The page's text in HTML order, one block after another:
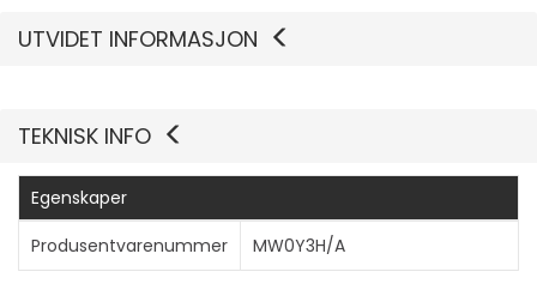
[4] Wi-Fi 6E er tilgjengelig i land og regioner der det støttes
[6] Tilgjengelig på Mac-maskiner med Apple-silisium og
Forutsetter at iPhone og Mac er logget på med samme
Apple-konto ved hjelp av tofaktorautentisering, at iPhone
og Mac er i nærheten av hverandre og at Bluetooth og Wi-
Fi er slått på, og at Mac-en ikke bruker AirPlay eller Sidecar.
Noen iPhone-funksjoner (f.eks. kamera og mikrofon) er ikke
UTVIDET INFORMASJON
TEKNISK INFO
Egenskaper
Produsentvarenummer
MW0Y3H/A